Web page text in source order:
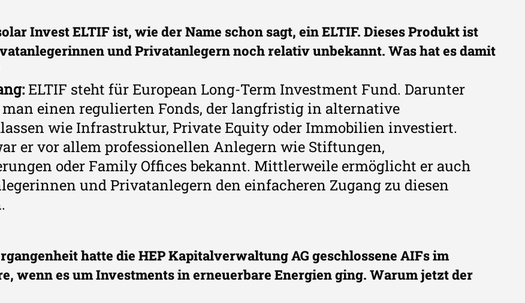
Invest ELTIF ist, wie der Name schon sagt, ein ELTIF. Dieses Produkt ist
und Privatanlegern noch relativ unbekannt. Was hat es damit
ELTIF steht für European Long-Term Investment Fund. Darunter
einen regulierten Fonds, der langfristig in alternative
wie Infrastruktur, Private Equity oder Immobilien investiert.
er vor allem professionellen Anlegern wie Stiftungen,
oder Family Offices bekannt. Mittlerweile ermöglicht er auch
und Privatanlegern den einfacheren Zugang zu diesen
hatte die HEP Kapitalverwaltung AG geschlossene AIFs im
wenn es um Investments in erneuerbare Energien ging. Warum jetzt der